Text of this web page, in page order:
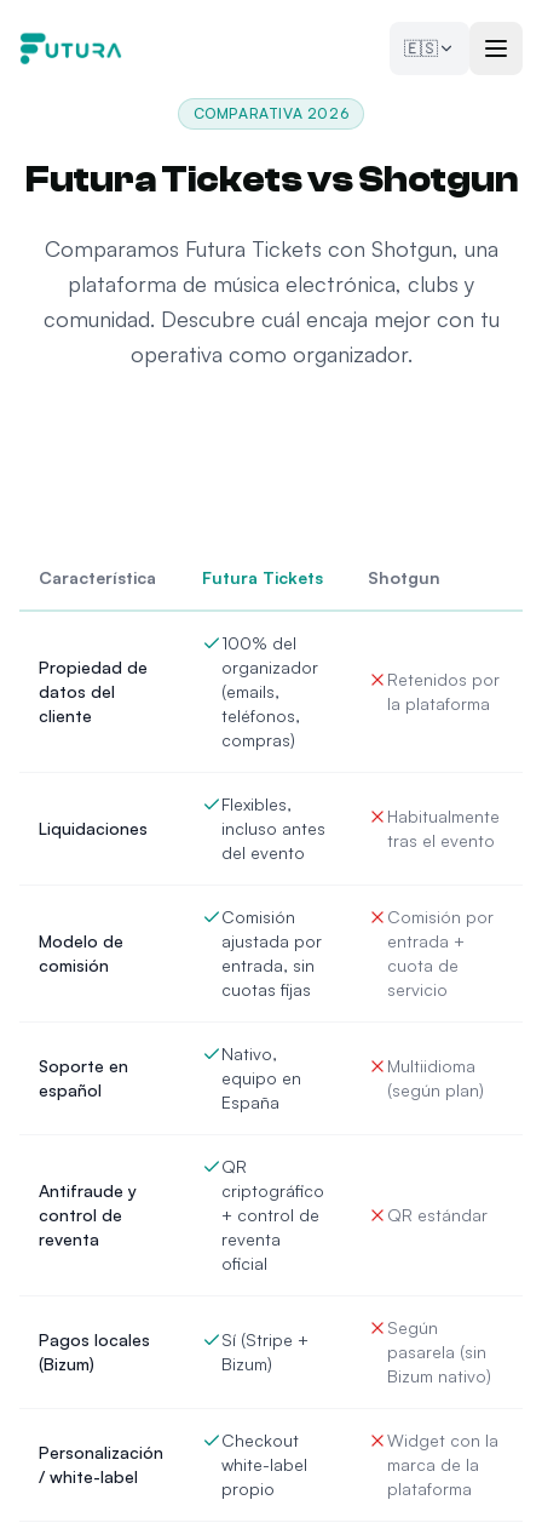
🇪🇸
COMPARATIVA 2026
Futura Tickets vs Shotgun
Comparamos Futura Tickets con Shotgun, una
plataforma de música electrónica, clubs y
comunidad. Descubre cuál encaja mejor con tu
operativa como organizador.
Característica Futura Tickets Shotgun
Propiedad de
datos del
cliente
100% del
organizador
(emails,
teléfonos,
compras)
Retenidos por
la plataforma
Liquidaciones
Flexibles,
incluso antes
del evento
Habitualmente
tras el evento
Modelo de
comisión
Comisión
ajustada por
entrada, sin
cuotas fijas
Comisión por
entrada +
cuota de
servicio
Soporte en
español
Nativo,
equipo en
España
Multiidioma
(según plan)
Antifraude y
control de
reventa
QR
criptográfico
+ control de
reventa
oficial
QR estándar
Pagos locales
(Bizum)
Sí (Stripe +
Bizum)
Según
pasarela (sin
Bizum nativo)
Personalización
/ white-label
Checkout
white-label
propio
Widget con la
marca de la
plataforma